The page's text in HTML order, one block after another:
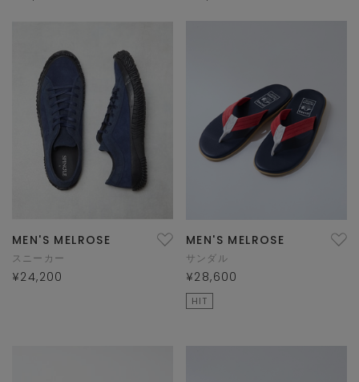
MEN'S MELROSE
スニーカー
¥24,200
MEN'S MELROSE
サンダル
¥28,600
HIT